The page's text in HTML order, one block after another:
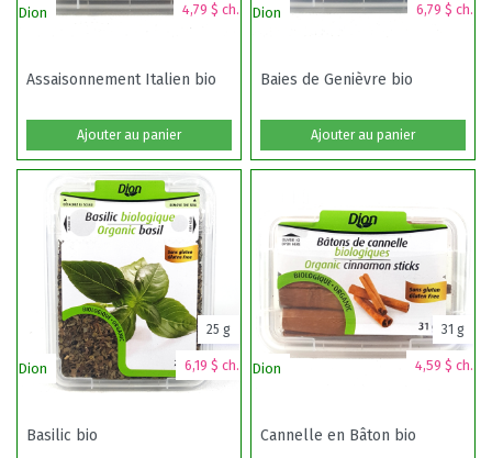
Dion 4,79 $ ch.
Assaisonnement Italien bio
Ajouter au panier
Dion 6,79 $ ch.
Baies de Genièvre bio
Ajouter au panier
Dion 6,19 $ ch.
25 g
Basilic bio
Dion 4,59 $ ch.
31 g
Cannelle en Bâton bio